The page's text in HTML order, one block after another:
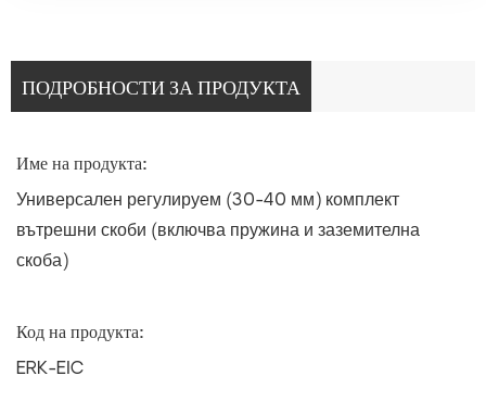
ПОДРОБНОСТИ ЗА ПРОДУКТА
Име на продукта:
Универсален регулируем (30-40 мм) комплект
вътрешни скоби (включва пружина и заземителна
скоба)
Код на продукта:
ERK-EIC